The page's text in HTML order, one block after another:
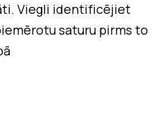
Viegli identificējiet
saturu pirms to